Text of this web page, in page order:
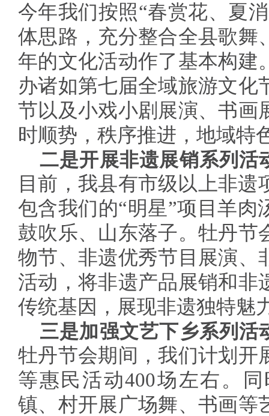
今年我们按照“春赏花、夏
体思路，充分整合全县歌舞
年的文化活动作了基本构建
办诸如第七届全域旅游文化
节以及小戏小剧展演、书画
时顺势，秩序推进，地域特
二是开展非遗展销系列活
目前，我县有市级以上非遗
包含我们的“明星”项目羊
鼓吹乐、山东落子。牡丹节
物节、非遗优秀节目展演、
活动，将非遗产品展销和非
传统基因，展现非遗独特魅
三是加强文艺下乡系列活
牡丹节会期间，我们计划开
等惠民活动400场左右。
镇、村开展广场舞、书画等